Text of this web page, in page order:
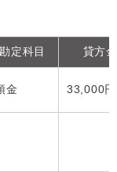
定科目 貸方
金 33,000円